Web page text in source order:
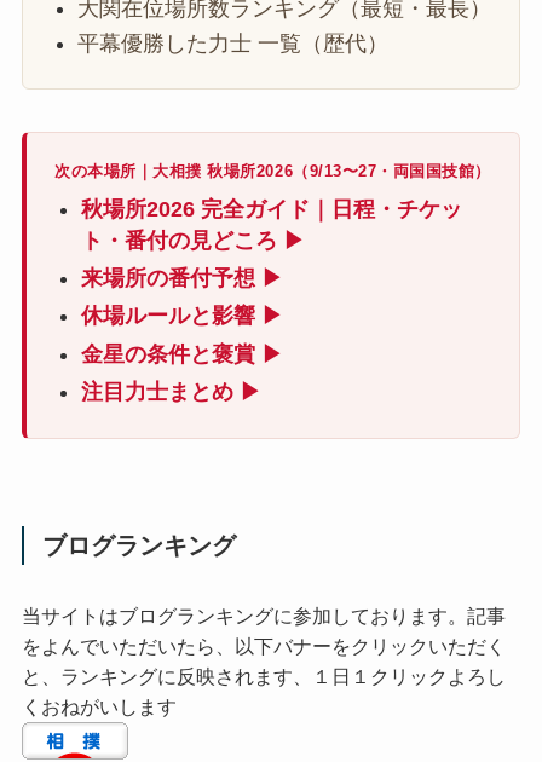
大関在位場所数ランキング（最短・最長）
平幕優勝した力士 一覧（歴代）
次の本場所｜大相撲 秋場所2026（9/13〜27・両国国技館）
秋場所2026 完全ガイド｜日程・チケッ
ト・番付の見どころ ▶
来場所の番付予想 ▶
休場ルールと影響 ▶
金星の条件と褒賞 ▶
注目力士まとめ ▶
ブログランキング
当サイトはブログランキングに参加しております。記事
をよんでいただいたら、以下バナーをクリックいただく
と、ランキングに反映されます、１日１クリックよろし
くおねがいします